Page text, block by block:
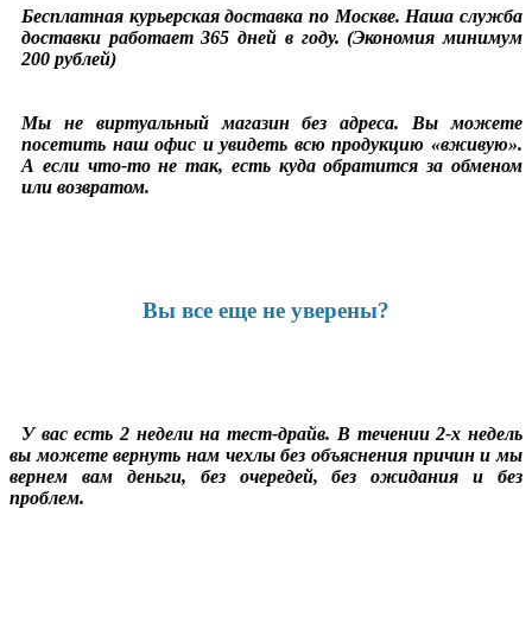
Бесплатная курьерская доставка по Москве. Наша служба
доставки работает 365 дней в году. (Экономия минимум
200 рублей)
Мы не виртуальный магазин без адреса. Вы можете
посетить наш офис и увидеть всю продукцию «вживую».
А если что-то не так, есть куда обратится за обменом
или возвратом.
Вы все еще не уверены?
У вас есть 2 недели на тест-драйв. В течении 2-х недель
вы можете вернуть нам чехлы без объяснения причин и мы
вернем вам деньги, без очередей, без ожидания и без
проблем.